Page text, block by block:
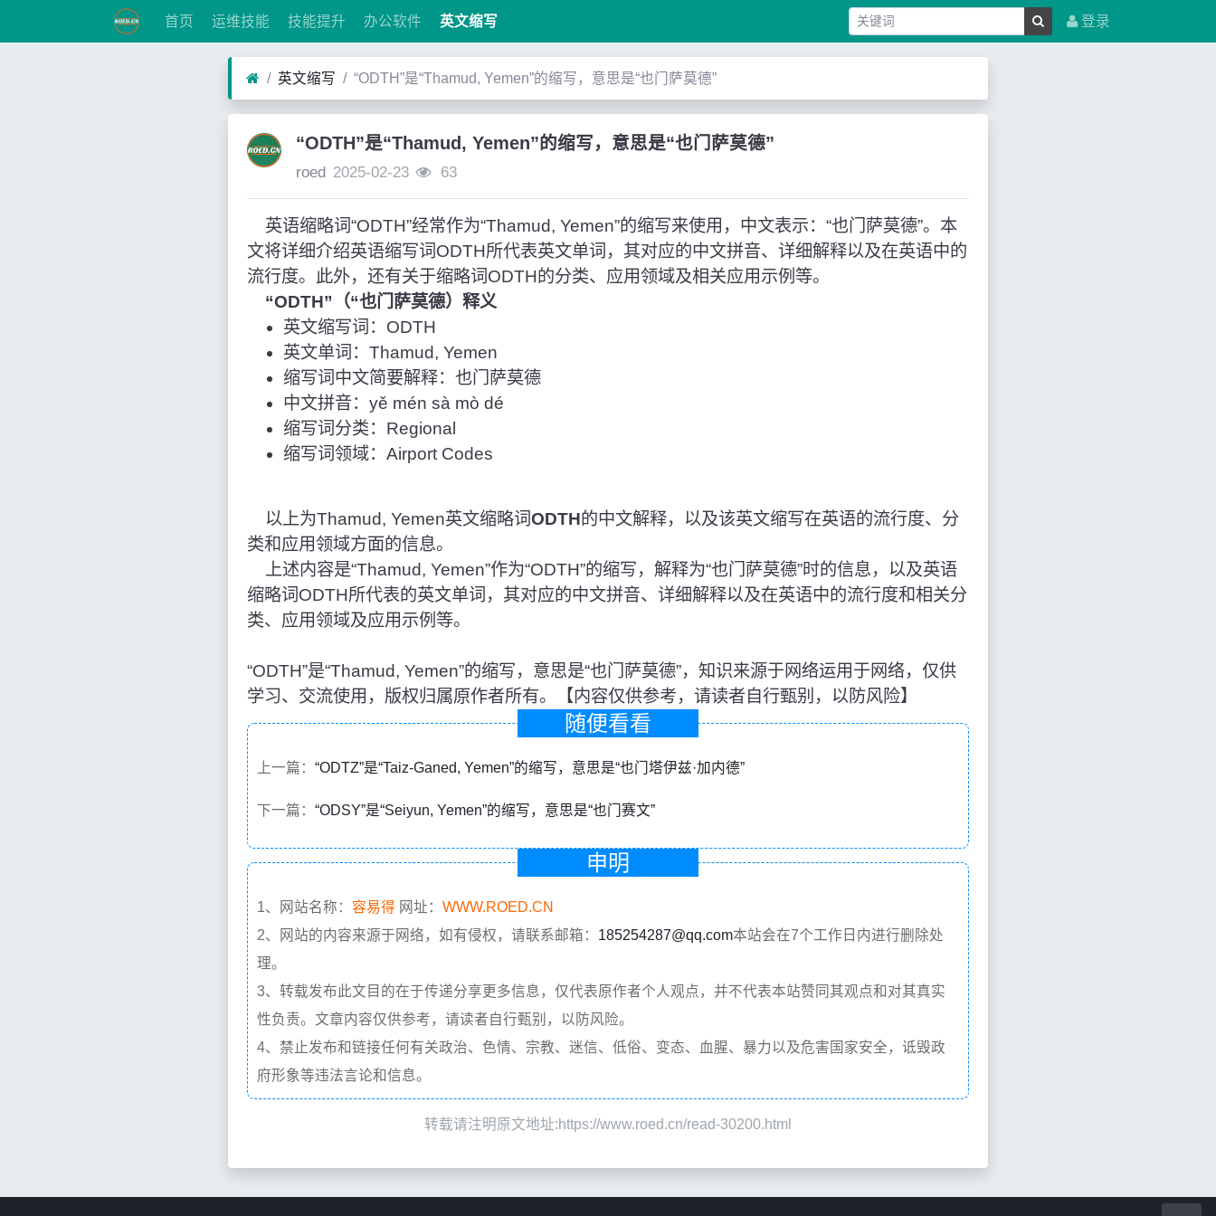
首页 运维技能 技能提升 办公软件 英文缩写 登录
英文缩写 “ODTH”是“Thamud, Yemen”的缩写，意思是“也门萨莫德”
“ODTH”是“Thamud, Yemen”的缩写，意思是“也门萨莫德”
roed 2025-02-23 63
英语缩略词“ODTH”经常作为“Thamud, Yemen”的缩写来使用，中文表示：“也门萨莫德”。本
文将详细介绍英语缩写词ODTH所代表英文单词，其对应的中文拼音、详细解释以及在英语中的
流行度。此外，还有关于缩略词ODTH的分类、应用领域及相关应用示例等。
“ODTH”（“也门萨莫德）释义
英文缩写词：ODTH
英文单词：Thamud, Yemen
缩写词中文简要解释：也门萨莫德
中文拼音：yě mén sà mò dé
缩写词分类：Regional
缩写词领域：Airport Codes
以上为Thamud, Yemen英文缩略词ODTH的中文解释，以及该英文缩写在英语的流行度、分
类和应用领域方面的信息。
上述内容是“Thamud, Yemen”作为“ODTH”的缩写，解释为“也门萨莫德”时的信息，以及英语
缩略词ODTH所代表的英文单词，其对应的中文拼音、详细解释以及在英语中的流行度和相关分
类、应用领域及应用示例等。
“ODTH”是“Thamud, Yemen”的缩写，意思是“也门萨莫德”，知识来源于网络运用于网络，仅供
学习、交流使用，版权归属原作者所有。【内容仅供参考，请读者自行甄别，以防风险】
随便看看
上一篇： “ODTZ”是“Taiz-Ganed, Yemen”的缩写，意思是“也门塔伊兹·加内德”
下一篇： “ODSY”是“Seiyun, Yemen”的缩写，意思是“也门赛文”
申明
1、网站名称： 容易得 网址： WWW.ROED.CN
2、网站的内容来源于网络，如有侵权，请联系邮箱： 185254287@qq.com本站会在7个工作日内进行删除处
理。
3、转载发布此文目的在于传递分享更多信息，仅代表原作者个人观点，并不代表本站赞同其观点和对其真实
性负责。文章内容仅供参考，请读者自行甄别，以防风险。
4、禁止发布和链接任何有关政治、色情、宗教、迷信、低俗、变态、血腥、暴力以及危害国家安全，诋毁政
府形象等违法言论和信息。
转载请注明原文地址:https://www.roed.cn/read-30200.html